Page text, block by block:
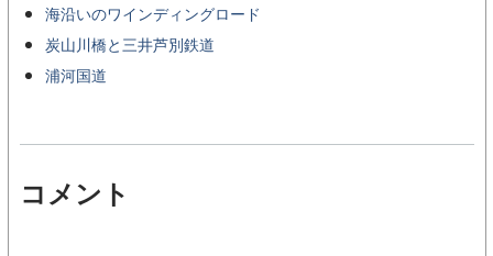
海沿いのワインディングロード
炭山川橋と三井芦別鉄道
浦河国道
コメント